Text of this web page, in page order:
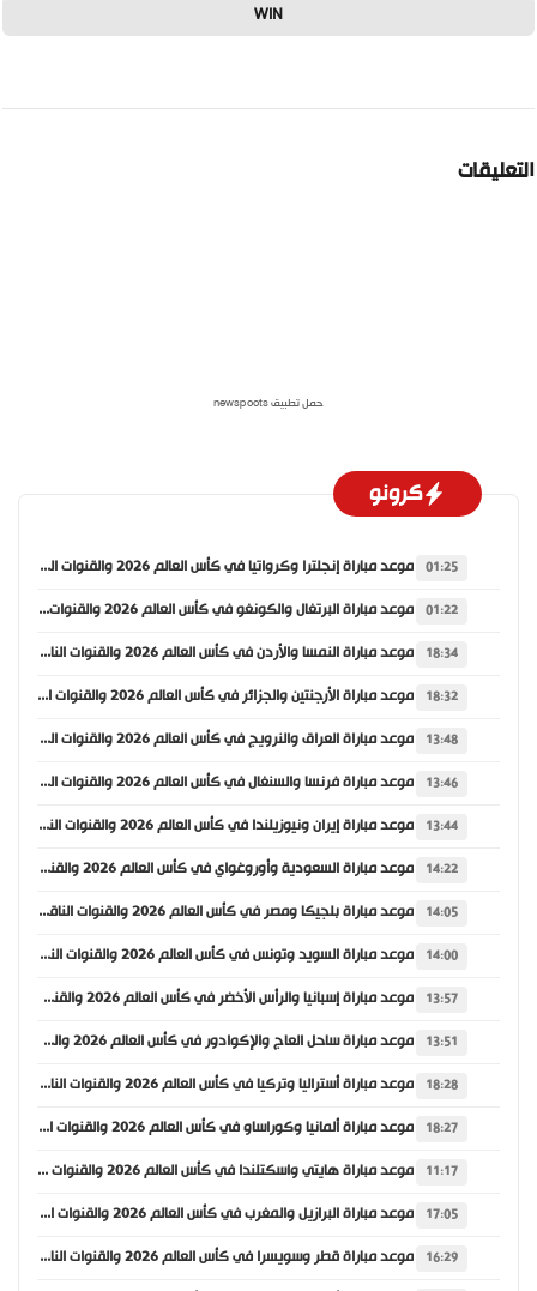
WIN
حمل تطبيق newspoots
كرونو
01:25 موعد مباراة إنجلترا وكرواتيا في كأس العالم 2026 والقنوات الناقلة
01:22 موعد مباراة البرتغال والكونغو في كأس العالم 2026 والقنوات الناقلة
18:34 موعد مباراة النمسا والأردن في كأس العالم 2026 والقنوات الناقلة
18:32 موعد مباراة الأرجنتين والجزائر في كأس العالم 2026 والقنوات الناقلة
13:48 موعد مباراة العراق والنرويج في كأس العالم 2026 والقنوات الناقلة
13:46 موعد مباراة فرنسا والسنغال في كأس العالم 2026 والقنوات الناقلة
13:44 موعد مباراة إيران ونيوزيلندا في كأس العالم 2026 والقنوات الناقلة
14:22 موعد مباراة السعودية وأوروغواي في كأس العالم 2026 والقنوات الناقلة
14:05 موعد مباراة بلجيكا ومصر في كأس العالم 2026 والقنوات الناقلة
14:00 موعد مباراة السويد وتونس في كأس العالم 2026 والقنوات الناقلة
13:57 موعد مباراة إسبانيا والرأس الأخضر في كأس العالم 2026 والقنوات الناقلة
13:51 موعد مباراة ساحل العاج والإكوادور في كأس العالم 2026 والقنوات الناقلة
18:28 موعد مباراة أستراليا وتركيا في كأس العالم 2026 والقنوات الناقلة
18:27 موعد مباراة ألمانيا وكوراساو في كأس العالم 2026 والقنوات الناقلة
11:17 موعد مباراة هايتي واسكتلندا في كأس العالم 2026 والقنوات الناقلة
17:05 موعد مباراة البرازيل والمغرب في كأس العالم 2026 والقنوات الناقلة
16:29 موعد مباراة قطر وسويسرا في كأس العالم 2026 والقنوات الناقلة